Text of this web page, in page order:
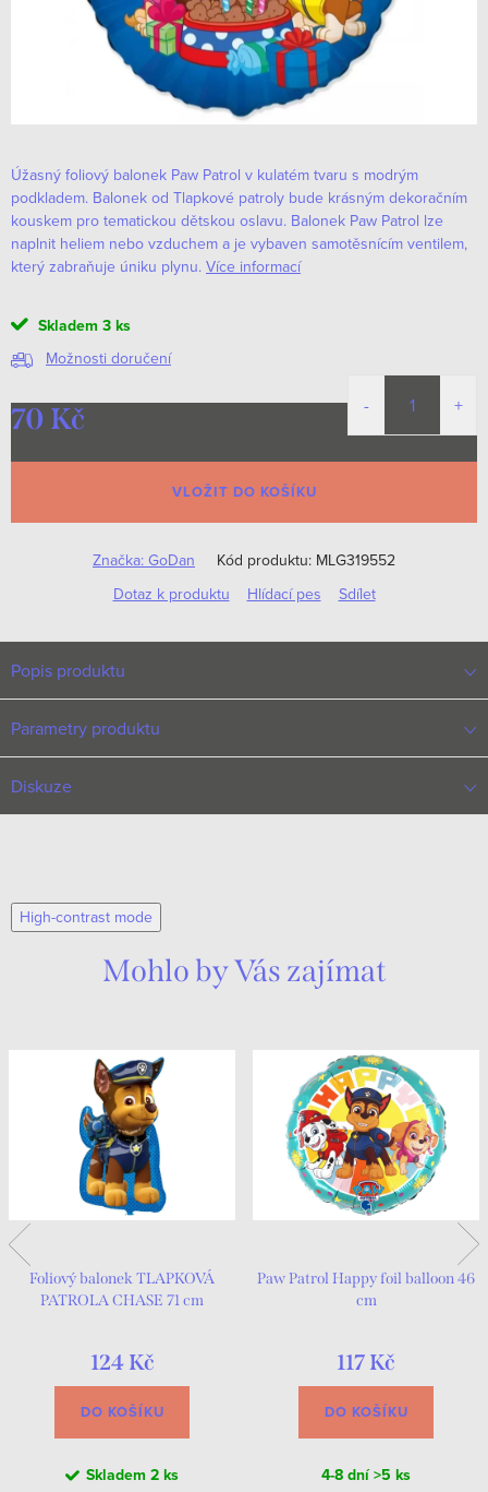
Úžasný foliový balonek Paw Patrol v kulatém tvaru s modrým
podkladem. Balonek od Tlapkové patroly bude krásným dekoračním
kouskem pro tematickou dětskou oslavu. Balonek Paw Patrol lze
naplnit heliem nebo vzduchem a je vybaven samotěsnícím ventilem,
který zabraňuje úniku plynu. Více informací
Skladem 3 ks
Možnosti doručení
70 Kč
cena:
VLOŽIT DO KOŠÍKU
Značka: GoDan Kód produktu: MLG319552
Dotaz k produktu
Hlídací pes Sdílet
Popis produktu
Parametry produktu
Diskuze
High-contrast mode
Mohlo by Vás zajímat
Foliový balonek TLAPKOVÁ
PATROLA CHASE 71 cm
124 Kč
DO KOŠÍKU
Skladem 2 ks
Paw Patrol Happy foil balloon 46
cm
117 Kč
DO KOŠÍKU
4-8 dní>5 ks